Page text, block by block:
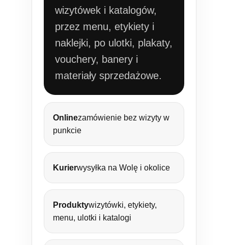
wizytówek i katalogów,
przez menu, etykiety i
naklejki, po ulotki, plakaty,
vouchery, banery i
materiały sprzedażowe.
Onlinezamówienie bez wizyty w
punkcie
Kurierwysyłka na Wolę i okolice
Produktywizytówki, etykiety,
menu, ulotki i katalogi